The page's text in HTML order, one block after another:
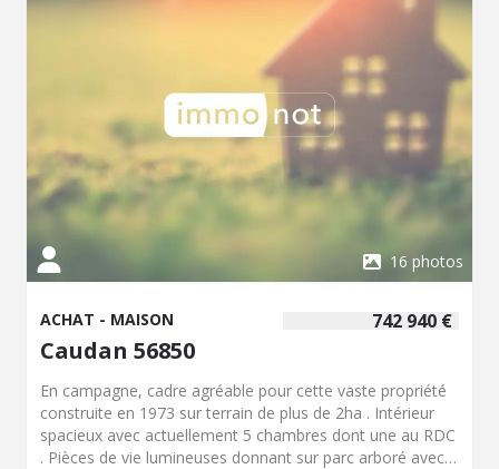
16 photos
742 940 €
ACHAT - MAISON
Caudan 56850
En campagne, cadre agréable pour cette vaste propriété
construite en 1973 sur terrain de plus de 2ha . Intérieur
spacieux avec actuellement 5 chambres dont une au RDC
. Pièces de vie lumineuses donnant sur parc arboré avec